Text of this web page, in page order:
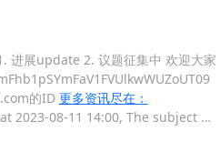
进展update 2. 议题征集中 欢迎大家
的ID 更多资讯尽在：
2023-08-11 14:00, The subject …